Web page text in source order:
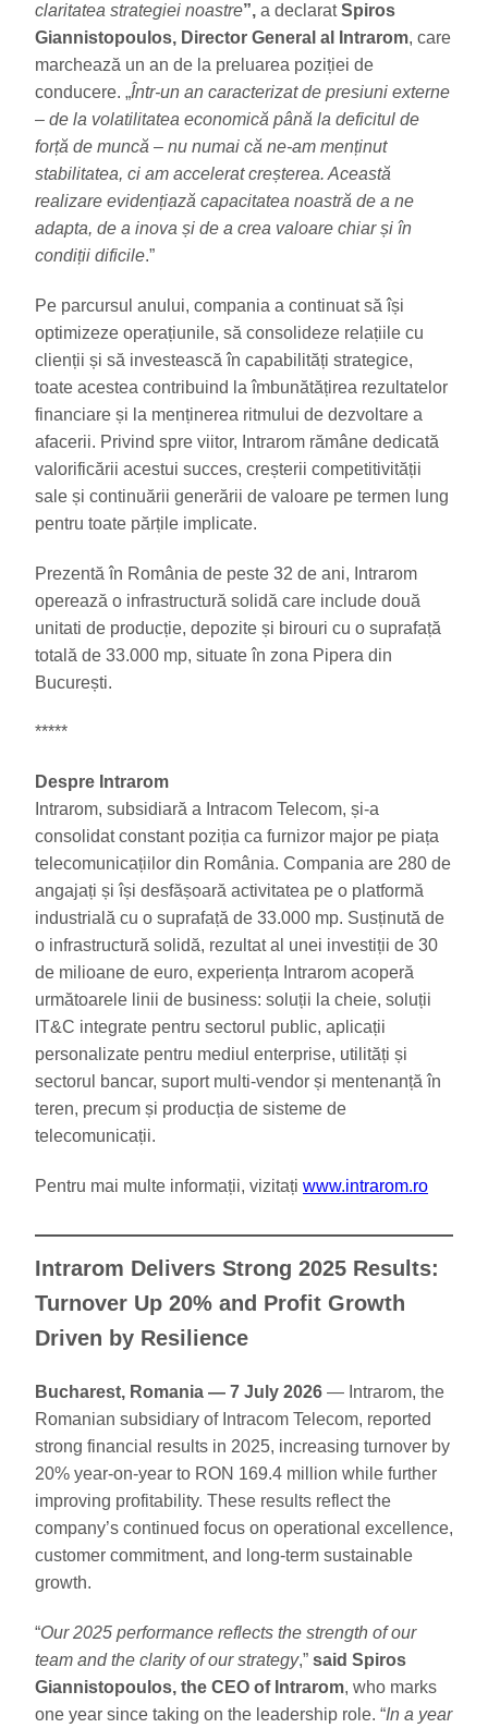
claritatea strategiei noastre”, a declaratSpiros
Giannistopoulos, Director General al Intrarom, care
marchează un an de la preluarea poziției de
conducere. „Într-un an caracterizat de presiuni externe
– de la volatilitatea economică până la deficitul de
forță de muncă – nu numai că ne-am menținut
stabilitatea, ci am accelerat creșterea. Această
realizare evidențiază capacitatea noastră de a ne
adapta, de a inova și de a crea valoare chiar și în
condiții dificile.”
Pe parcursul anului, compania a continuat să își
optimizeze operațiunile, să consolideze relațiile cu
clienții și să investească în capabilități strategice,
toate acestea contribuind la îmbunătățirea rezultatelor
financiare și la menținerea ritmului de dezvoltare a
afacerii. Privind spre viitor, Intrarom rămâne dedicată
valorificării acestui succes, creșterii competitivității
sale și continuării generării de valoare pe termen lung
pentru toate părțile implicate.
Prezentă în România de peste 32 de ani, Intrarom
operează o infrastructură solidă care include două
unitati de producție, depozite și birouri cu o suprafață
totală de 33.000 mp, situate în zona Pipera din
București.
*****
Despre Intrarom
Intrarom, subsidiară a Intracom Telecom, și-a
consolidat constant poziția ca furnizor major pe piața
telecomunicațiilor din România. Compania are 280 de
angajați și își desfășoară activitatea pe o platformă
industrială cu o suprafață de 33.000 mp. Susținută de
o infrastructură solidă, rezultat al unei investiții de 30
de milioane de euro, experiența Intrarom acoperă
următoarele linii de business: soluții la cheie, soluții
IT&C integrate pentru sectorul public, aplicații
personalizate pentru mediul enterprise, utilități și
sectorul bancar, suport multi-vendor și mentenanță în
teren, precum și producția de sisteme de
telecomunicații.
Pentru mai multe informații, vizitați www.intrarom.ro
Intrarom Delivers Strong 2025 Results:
Turnover Up 20% and Profit Growth
Driven by Resilience
Bucharest, Romania — 7 July 2026 — Intrarom, the
Romanian subsidiary of Intracom Telecom, reported
strong financial results in 2025, increasing turnover by
20% year-on-year to RON 169.4 million while further
improving profitability. These results reflect the
company’s continued focus on operational excellence,
customer commitment, and long-term sustainable
growth.
“Our 2025 performance reflects the strength of our
team and the clarity of our strategy,” said Spiros
Giannistopoulos, the CEO of Intrarom, who marks
one year since taking on the leadership role. “In a year